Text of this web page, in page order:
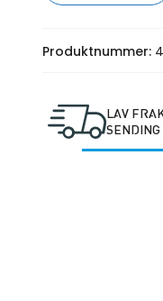
Produktnummer:
LAV
SENDING